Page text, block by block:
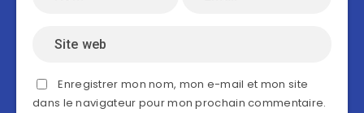
Enregistrer mon nom, mon e-mail et mon site
dans le navigateur pour mon prochain commentaire.